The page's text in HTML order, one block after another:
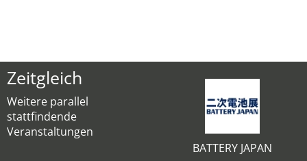
Zeitgleich
Weitere parallel
stattfindende
Veranstaltungen
BATTERY JAPAN